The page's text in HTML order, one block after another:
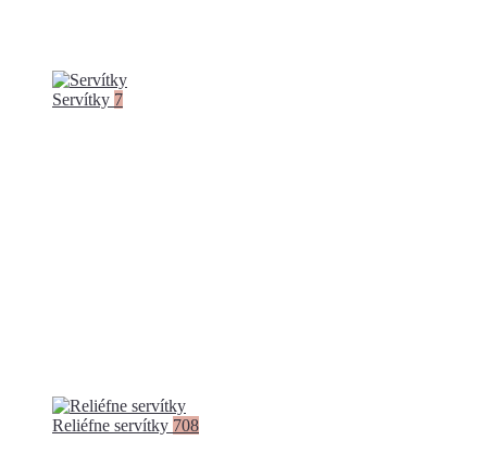
Servítky 7
Reliéfne servítky 708